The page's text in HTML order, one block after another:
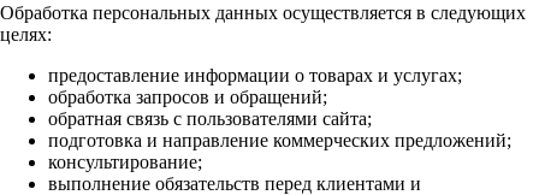
Обработка персональных данных осуществляется в следующих
целях:
предоставление информации о товарах и услугах;
обработка запросов и обращений;
обратная связь с пользователями сайта;
подготовка и направление коммерческих предложений;
консультирование;
выполнение обязательств перед клиентами и